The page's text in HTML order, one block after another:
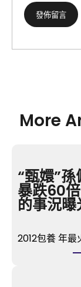
More
“甄嬛”
暴跌60
的事況曝
2012包養 年最